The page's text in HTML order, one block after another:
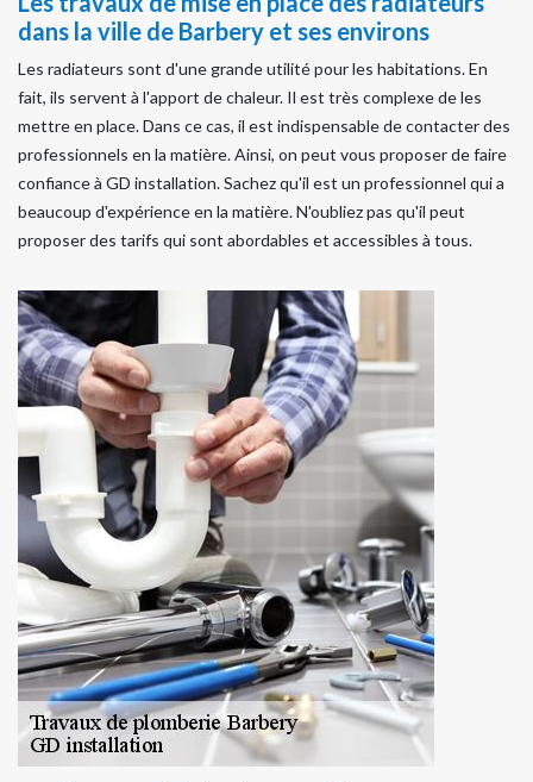
dans la ville de Barbery et ses environs
Les radiateurs sont d'une grande utilité pour les habitations. En
fait, ils servent à l'apport de chaleur. Il est très complexe de les
mettre en place. Dans ce cas, il est indispensable de contacter des
professionnels en la matière. Ainsi, on peut vous proposer de faire
confiance à GD installation. Sachez qu'il est un professionnel qui a
beaucoup d'expérience en la matière. N'oubliez pas qu'il peut
proposer des tarifs qui sont abordables et accessibles à tous.